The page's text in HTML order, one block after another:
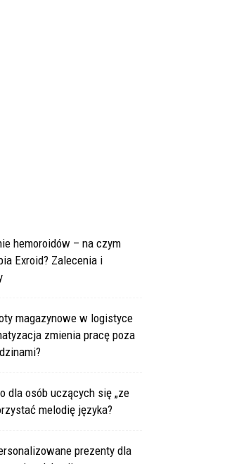
hemoroidów – na czym
Exroid? Zalecenia i
magazynowe w logistyce
zmienia pracę poza
dla osób uczących się „ze
melodię języka?
prezenty dla